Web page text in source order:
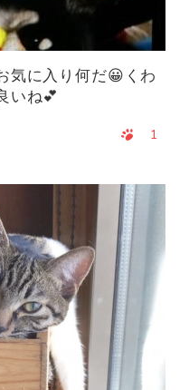
気に入り何だ😀くわ
いね💕
1